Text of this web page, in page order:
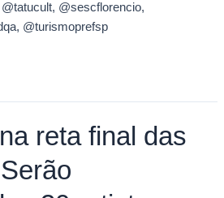
@sescflorencio,
@turismoprefsp
reta final das